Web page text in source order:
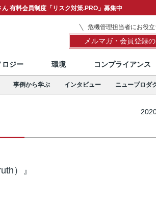
有料会員制度「リスク対策.PRO」募集中
危機管理担当者にお役立
メルマガ・会員登録
ロジー 環境 コンプライアンス
事例から学ぶ インタビュー ニュープロダ
）』